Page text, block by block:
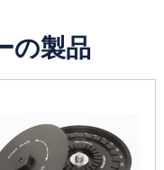
の製品